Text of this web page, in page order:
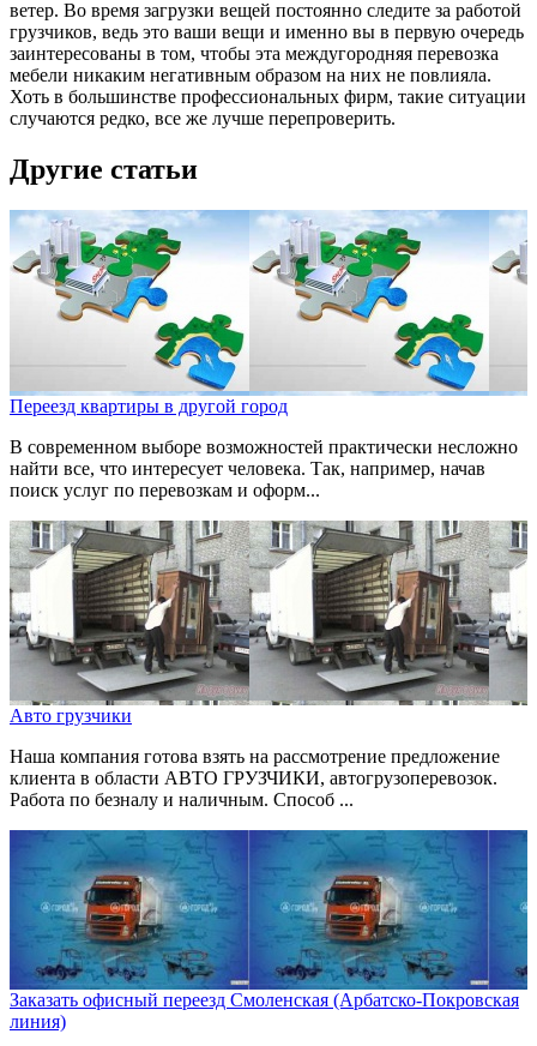
ветер. Во время загрузки вещей постоянно следите за работой
грузчиков, ведь это ваши вещи и именно вы в первую очередь
заинтересованы в том, чтобы эта междугородняя перевозка
мебели никаким негативным образом на них не повлияла.
Хоть в большинстве профессиональных фирм, такие ситуации
случаются редко, все же лучше перепроверить.
Другие статьи
Переезд квартиры в другой город
В современном выборе возможностей практически несложно
найти все, что интересует человека. Так, например, начав
поиск услуг по перевозкам и оформ...
Авто грузчики
Наша компания готова взять на рассмотрение предложение
клиента в области АВТО ГРУЗЧИКИ, автогрузоперевозок.
Работа по безналу и наличным. Способ ...
Заказать офисный переезд Смоленская (Арбатско-Покровская
линия)